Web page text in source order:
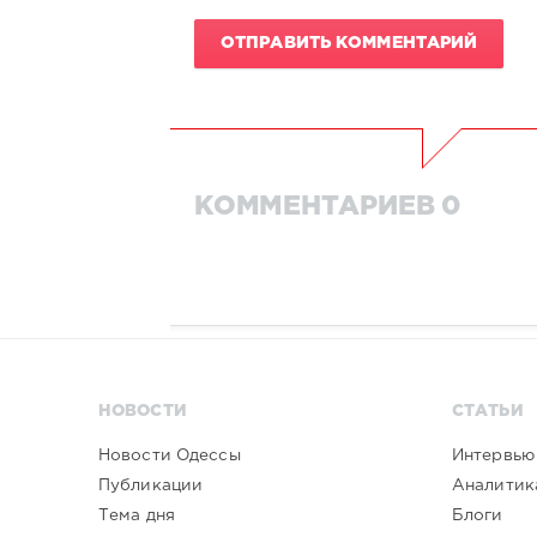
ОТПРАВИТЬ КОММЕНТАРИЙ
КОММЕНТАРИЕВ 0
НОВОСТИ
Новости Одессы
Публикации
Тема дня
СТАТЬИ
Интервью
Блоги